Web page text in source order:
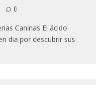
0
Caninas El ácido
dia por descubrir sus